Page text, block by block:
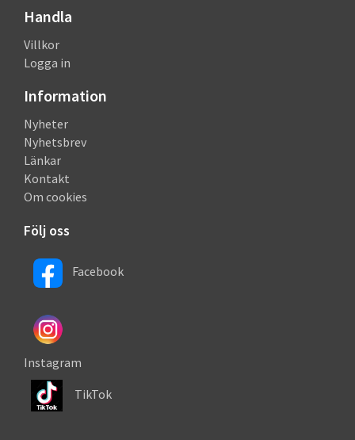
Handla
Villkor
Logga in
Information
Nyheter
Nyhetsbrev
Länkar
Kontakt
Om cookies
Följ oss
Facebook
Instagram
TikTok